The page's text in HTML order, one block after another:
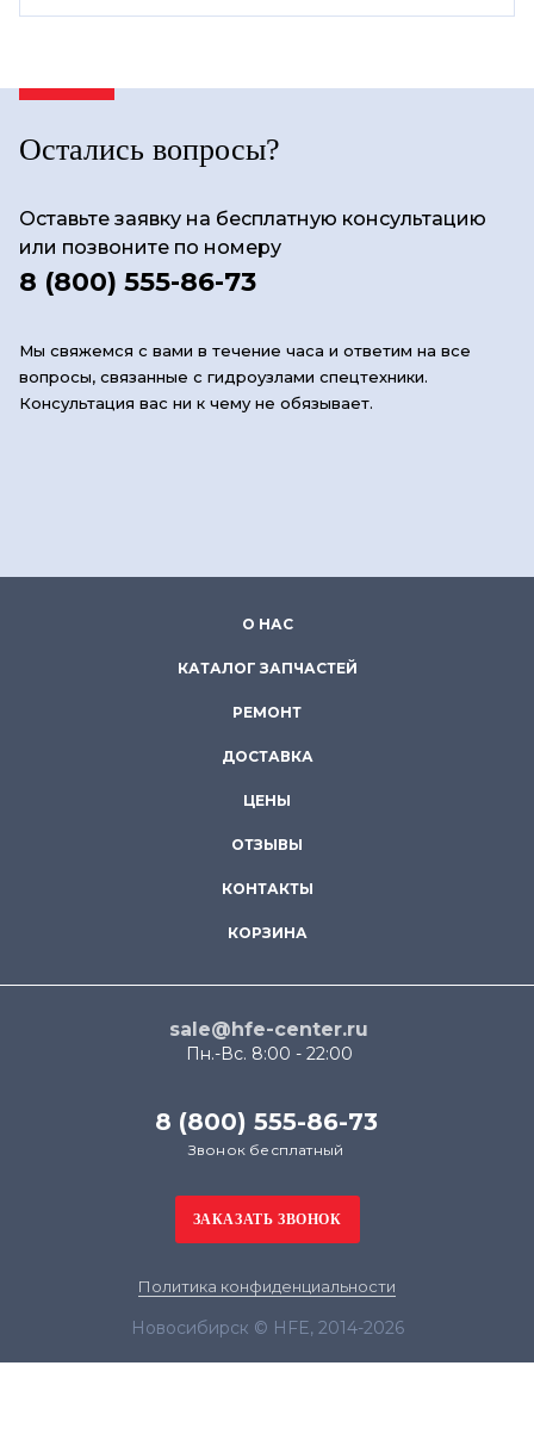
Остались вопросы?
Оставьте заявку на бесплатную консультацию
или позвоните по номеру
8 (800) 555-86-73
Мы свяжемся с вами в течение часа и ответим на все
вопросы, связанные с гидроузлами спецтехники.
Консультация вас ни к чему не обязывает.
О НАС
КАТАЛОГ ЗАПЧАСТЕЙ
РЕМОНТ
ДОСТАВКА
ЦЕНЫ
ОТЗЫВЫ
КОНТАКТЫ
КОРЗИНА
sale@hfe-center.ru
Пн.-Вс. 8:00 - 22:00
8 (800) 555-86-73
Звонок бесплатный
Политика конфиденциальности
Новосибирск © HFE, 2014-2026